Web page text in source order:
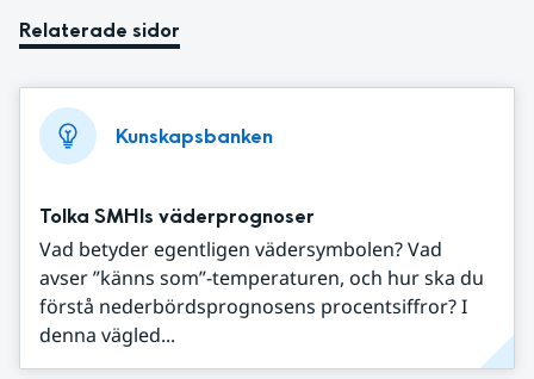
Relaterade sidor
Kunskapsbanken
Tolka SMHIs väderprognoser
Vad betyder egentligen vädersymbolen? Vad
avser ”känns som”-temperaturen, och hur ska du
förstå nederbördsprognosens procentsiffror? I
denna vägled...